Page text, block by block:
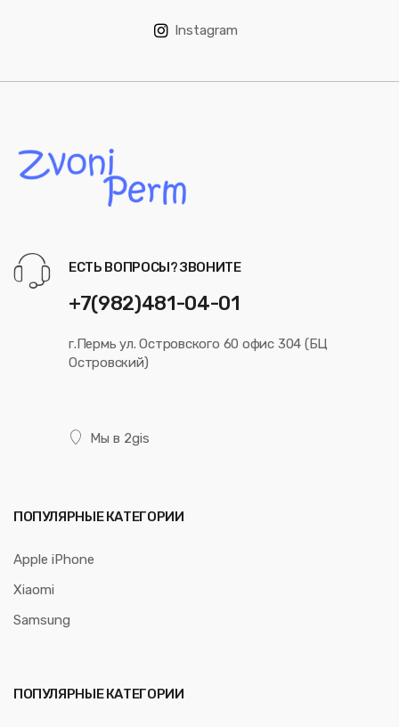
Instagram
ЕСТЬ ВОПРОСЫ? ЗВОНИТЕ
+7(982)481-04-01
г.Пермь ул. Островского 60 офис 304 (БЦ
Островский)
Мы в 2gis
ПОПУЛЯРНЫЕ КАТЕГОРИИ
Apple iPhone
Xiaomi
Samsung
ПОПУЛЯРНЫЕ КАТЕГОРИИ